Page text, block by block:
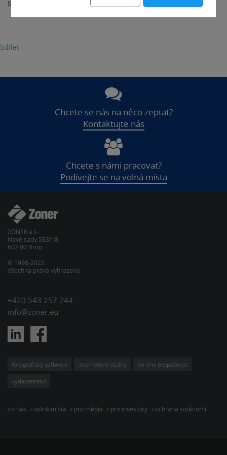
služba je zadarmo a zcela bez reklam.
Sdílet
Chcete se nás na něco zeptat?
Kontaktujte nás
Chcete s námi pracovat?
Podívejte se na volná místa
ZONER a.s.
Nové sady 583/18
602 00 Brno
© 1996-2022
Všechna práva vyhrazena
+420 543 257 244
info@zoner.eu
fotografický software internetové služby on-line bezpečnost
vydavatelství
o nás volná místa pro média pro investory ochrana soukromí